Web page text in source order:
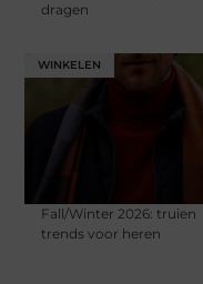
dragen
WINKELEN
Fall/Winter 2026: truien
trends voor heren